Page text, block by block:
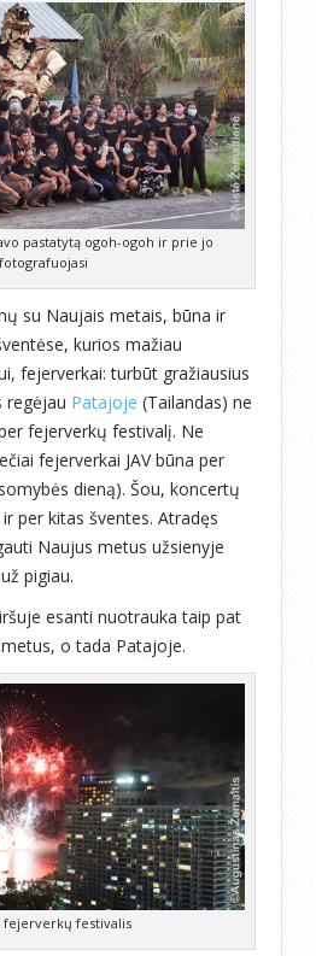
pastatytą ogoh-ogoh ir prie jo
fotografuojasi
su Naujais metais, būna ir
kurios mažiau
fejerverkai: turbūt gražiausius
regėjau Patajoje (Tailandas) ne
fejerverkų festivalį. Ne
fejerverkai JAV būna per
dieną). Šou, koncertų
per kitas šventes. Atradęs
Naujus metus užsienyje
pigiau.
esanti nuotrauka taip pat
o tada Patajoje.
fejerverkų festivalis